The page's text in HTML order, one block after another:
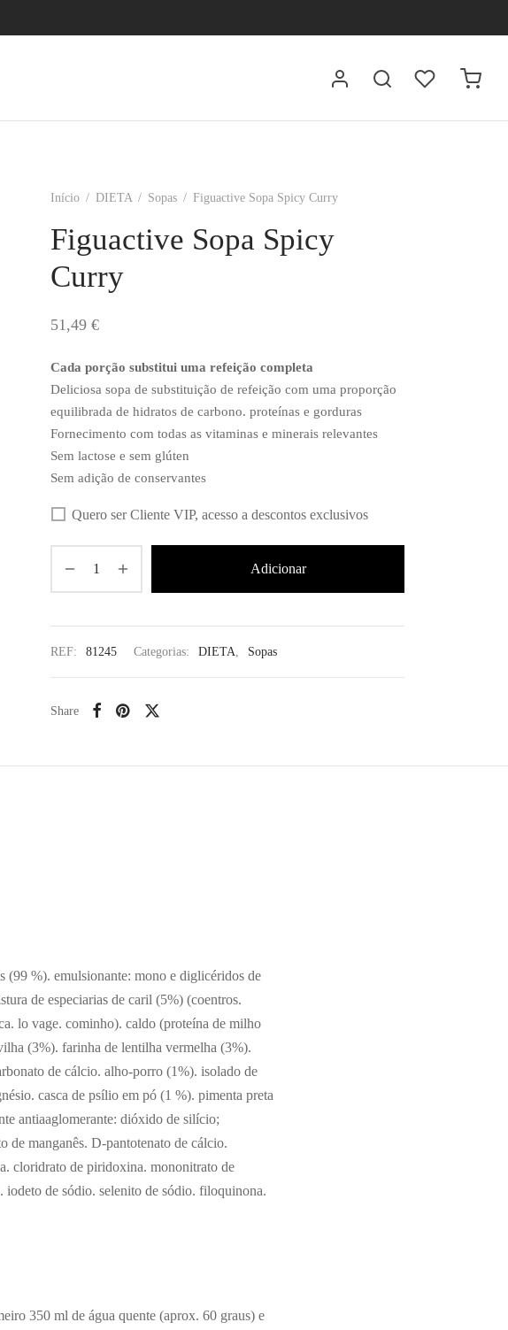
Início / DIETA / Sopas / Figuactive Sopa Spicy Curry
Figuactive Sopa Spicy
Curry
51,49 €
Cada porção substitui uma refeição completa
Deliciosa sopa de substituição de refeição com uma proporção
equilibrada de hidratos de carbono. proteínas e gorduras
Fornecimento com todas as vitaminas e minerais relevantes
Sem lactose e sem glúten
Sem adição de conservantes
Quero ser Cliente VIP, acesso a descontos exclusivos
Adicionar
REF: 81245 Categorias: DIETA, Sopas
Share
(99 %). emulsionante: mono e diglicéridos de
de especiarias de caril (5%) (coentros.
lo vage. cominho). caldo (proteína de milho
(3%). farinha de lentilha vermelha (3%).
de cálcio. alho-porro (1%). isolado de
casca de psílio em pó (1 %). pimenta preta
antiaaglomerante: dióxido de silício;
manganês. D-pantotenato de cálcio.
cloridrato de piridoxina. mononitrato de
de sódio. selenito de sódio. filoquinona.
350 ml de água quente (aprox. 60 graus) e